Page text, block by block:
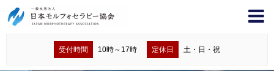
受付時間 10時～17時 定休日 土・日・祝